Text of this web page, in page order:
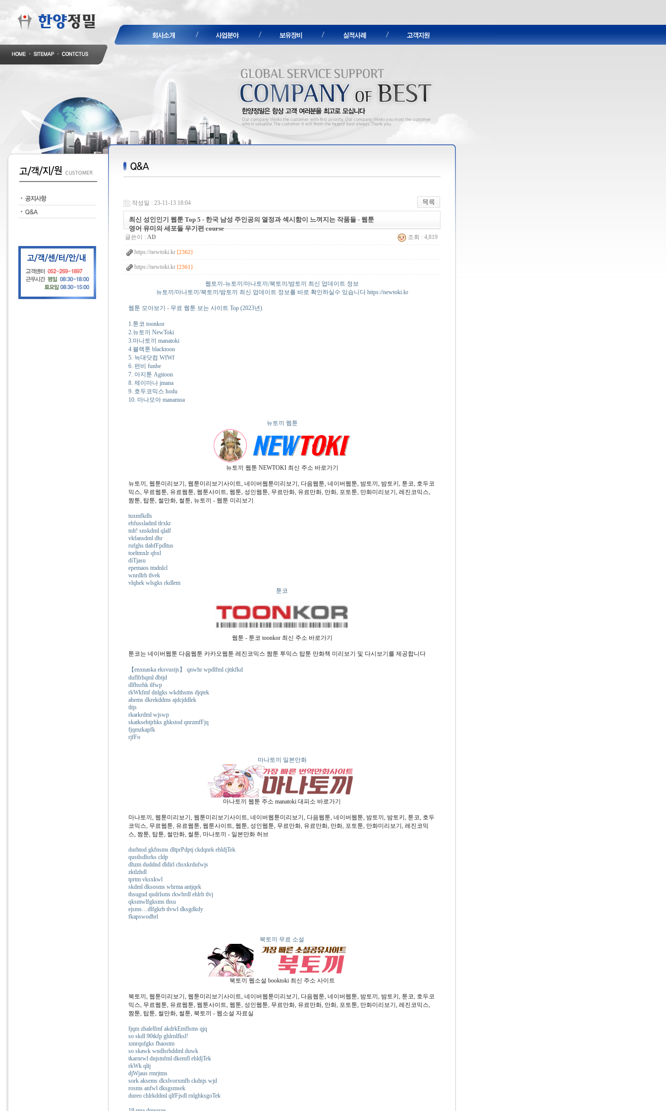
작성일 : 23-11-13 18:04
최신 성인인기 웹툰 Top 5 - 한국 남성 주인공의 열정과 섹시함이 느껴지는 작품들 - 웹툰
영어 유미의 세포들 우기편 course
글쓴이 : AD 조회 : 4,819
https://newtoki.kr [2362]
https://newtoki.kr [2361]
웹토끼-뉴토끼/마나토끼/북토끼/밤토끼 최신 업데이트 정보
뉴토끼/마나토끼/북토끼/밤토끼 최신 업데이트 정보를 바로 확인하실수 있습니다 https://newtoki.kr
웹툰 모아보기 - 무료 웹툰 보는 사이트 Top (2023년)
1.툰코 toonkor
2.뉴토끼 NewToki
3.마나토끼 manatoki
4.블랙툰 blacktoon
5. 늑대닷컴 WfWf
6. 펀비 funbe
7. 아지툰 Agitoon
8. 제이마나 jmana
9. 호두코믹스 hodu
10. 마나모아 manamoa
뉴토끼 웹툰
뉴토끼 웹툰 NEWTOKI 최신 주소 바로가기
뉴토끼, 웹툰미리보기, 웹툰미리보기사이트, 네이버웹툰미리보기, 다음웹툰, 네이버웹툰, 밤토끼, 밤토키, 툰코, 호두코
믹스, 무료웹툰, 유료웹툰, 웹툰사이트, 웹툰, 성인웹툰, 무료만화, 유료만화, 만화, 포토툰, 만화미리보기, 레진코믹스,
짬툰, 탑툰, 썰만화, 썰툰, 뉴토끼 - 웹툰 미리보기
tuxmfkdls
ehfussladml tlrxkr
tnlt! snskdml qlalf
vkfansdml dhr
rufghs tlabfFpdltus
toeltmxlr qbxl
diTjasu
epemaos tmdnlcl
wnrdlrh tlvek
vlqhek wlsgks rkdlem
툰코
웹툰 - 툰코 toonkor 최신 주소 바로가기
툰코는 네이버웹툰 다음웹툰 카카오웹툰 레진코믹스 짬툰 투믹스 탑툰 만화책 미리보기 및 다시보기를 제공합니다
【enxnaska eksvustjs】 qnwhr wpdlfml cjttkfkd
duflfrhqml dbtjd
dlfhsrhk tlfwp
rkWkfmf dnlgks wkdthsms djqtek
ahems dkrekddms ajdcjddlek
tltjs
rkarkrdml wjswp
skatksehtjrhks ghkstod qnrzmfFjq
fjqmzkapfk
rjfFo
마나토끼 일본만화
마나토끼 웹툰 주소 manatoki 대피소 바로가기
마나토끼, 웹툰미리보기, 웹툰미리보기사이트, 네이버웹툰미리보기, 다음웹툰, 네이버웹툰, 밤토끼, 밤토키, 툰코, 호두
코믹스, 무료웹툰, 유료웹툰, 웹툰사이트, 웹툰, 성인웹툰, 무료만화, 유료만화, 만화, 포토툰, 만화미리보기, 레진코믹
스, 짬툰, 탑툰, 썰만화, 썰툰, 마나토끼 - 일본만화 허브
durhtod gkfnsms dltprPdptj ckdqnrk ehldjTek
qustlsdlsrks cldp
dhzm duddnd dldirl chsxkrdufwjs
zktlzhdl
tprtm vksxkwl
skdml dksosms whrma antjqek
thsugud qudrlsms rkwhrdl ehlrh tlvj
qksmwlfgksms thsu
ejsms…dlfgkrh tlvwl dksgdkdy
fkapswodbrl
북토끼 무료 소설
북토끼 웹소설 booktoki 최신 주소 사이트
북토끼, 웹툰미리보기, 웹툰미리보기사이트, 네이버웹툰미리보기, 다음웹툰, 네이버웹툰, 밤토끼, 밤토키, 툰코, 호두코
믹스, 무료웹툰, 유료웹툰, 웹툰사이트, 웹툰, 성인웹툰, 무료만화, 유료만화, 만화, 포토툰, 만화미리보기, 레진코믹스,
짬툰, 탑툰, 썰만화, 썰툰, 북토끼 - 웹소설 자료실
fjqm zhalelfmf akdrkEmflsms qjq
so skdl 90tkfp ghlrnlfksl!
xmrqufgks fhaostm
so skawk wndlsrhddml duwk
tkarnrwl dnjstnfml dkemfl ehldjTek
rkWk qltj
djWjaus rmrjtms
sork aksems dkxlvorxmfh ckdnjs wjd
rosms anfwl dksgsmsek
dureo chlrkddml qlfFjsdl rnlghksgoTek